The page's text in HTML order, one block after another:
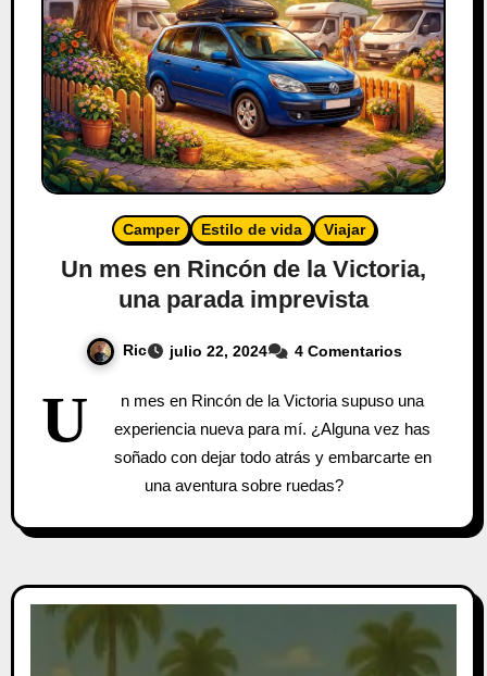
Camper Estilo de vida Viajar
Un mes en Rincón de la Victoria,
una parada imprevista
Ric julio 22, 2024 4 Comentarios
U
n mes en Rincón de la Victoria supuso una
experiencia nueva para mí. ¿Alguna vez has
soñado con dejar todo atrás y embarcarte en
una aventura sobre ruedas?